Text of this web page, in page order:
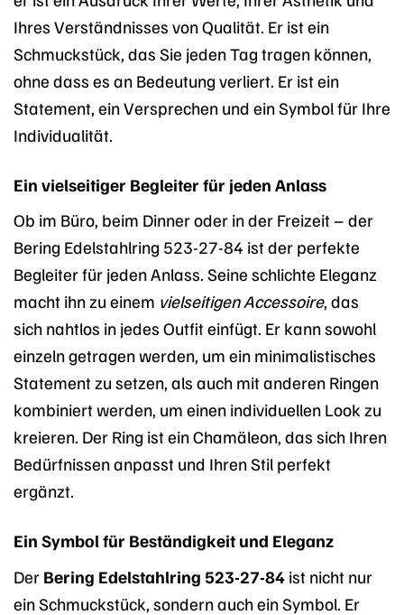
Ihres Verständnisses von Qualität. Er ist ein
Schmuckstück, das Sie jeden Tag tragen können,
ohne dass es an Bedeutung verliert. Er ist ein
Statement, ein Versprechen und ein Symbol für Ihre
Individualität.
Ein vielseitiger Begleiter für jeden Anlass
Ob im Büro, beim Dinner oder in der Freizeit – der
Bering Edelstahlring 523-27-84 ist der perfekte
Begleiter für jeden Anlass. Seine schlichte Eleganz
macht ihn zu einem vielseitigen Accessoire, das
sich nahtlos in jedes Outfit einfügt. Er kann sowohl
einzeln getragen werden, um ein minimalistisches
Statement zu setzen, als auch mit anderen Ringen
kombiniert werden, um einen individuellen Look zu
kreieren. Der Ring ist ein Chamäleon, das sich Ihren
Bedürfnissen anpasst und Ihren Stil perfekt
ergänzt.
Ein Symbol für Beständigkeit und Eleganz
Der Bering Edelstahlring 523-27-84 ist nicht nur
ein Schmuckstück, sondern auch ein Symbol. Er